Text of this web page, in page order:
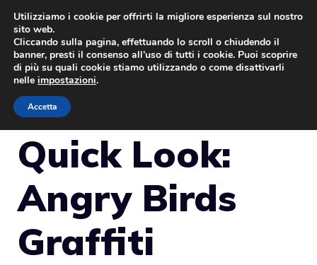
Vai
contenuto
Quick Look:
Angry Birds
Graffiti
Utilizziamo i cookie per offrirti la migliore esperienza sul nostro
sito web.
Cliccando sulla pagina, effettuando lo scroll o chiudendo il
banner, presti il consenso all’uso di tutti i cookie. Puoi scoprire
di più su quali cookie stiamo utilizzando o come disattivarli
nelle impostazioni.
Accetta